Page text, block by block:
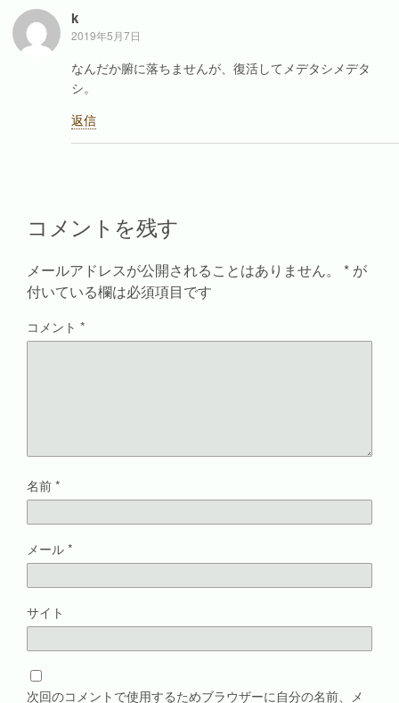
開
き
す
)
い
ウ
ン
ド
き
ま
す
開
き
す
)
k
2019年5月7日
なんだか腑に落ちませんが、復活してメデタシメデタ
シ。
返信
コメントを残す
メールアドレスが公開されることはありません。 * が
付いている欄は必須項目です
コメント *
名前*
メール*
サイト
次回のコメントで使用するためブラウザーに自分の名前、メ